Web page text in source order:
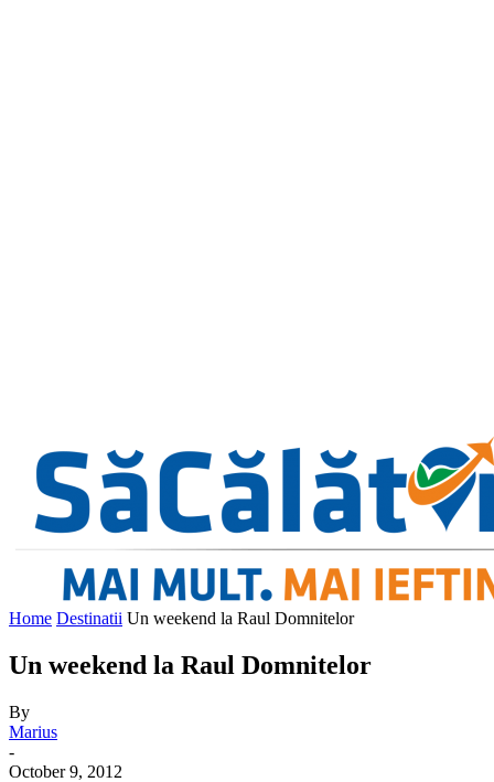
Home Destinatii Un weekend la Raul Domnitelor
Un weekend la Raul Domnitelor
By
Marius
-
October 9, 2012